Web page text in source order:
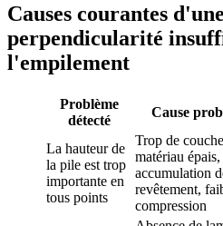
Causes courantes
perpendicularité
l'empilement
Problème
détecté
Cause
La hauteur de
la pile est trop
importante en
tous points
Trop de
matériau épais,
accumulation
revêtement,
compression